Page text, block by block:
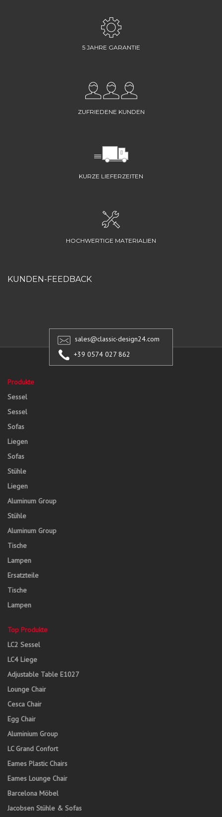
5 JAHRE GARANTIE
ZUFRIEDENE KUNDEN
KURZE LIEFERZEITEN
HOCHWERTIGE MATERIALIEN
KUNDEN-FEEDBACK
sales@classic-design24.com
+39 0574 027 862
Produkte
Sessel
Sessel
Sofas
Liegen
Sofas
Stühle
Liegen
Aluminum Group
Stühle
Aluminum Group
Tische
Lampen
Ersatzteile
Tische
Lampen
Top Produkte
LC2 Sessel
LC4 Liege
Adjustable Table E1027
Lounge Chair
Cesca Chair
Egg Chair
Aluminium Group
LC Grand Confort
Eames Plastic Chairs
Eames Lounge Chair
Barcelona Möbel
Jacobsen Stühle & Sofas